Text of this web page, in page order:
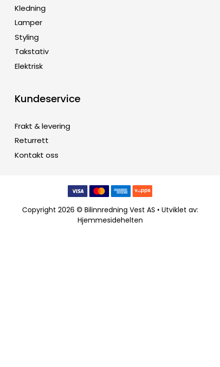
Kledning
Lamper
Styling
Takstativ
Elektrisk
Kundeservice
Frakt & levering
Returrett
Kontakt oss
Copyright 2026 © Bilinnredning Vest AS • Utviklet av:
Hjemmesidehelten